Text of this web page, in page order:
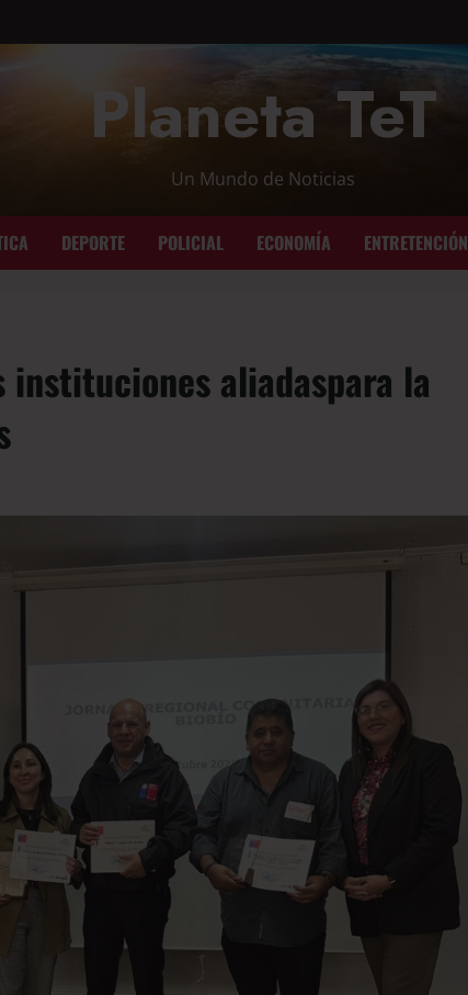
Planeta TeT
Un Mundo de Noticias
DEPORTE POLICIAL ECONOMÍA ENTRETENCIÓN
instituciones aliadaspara la